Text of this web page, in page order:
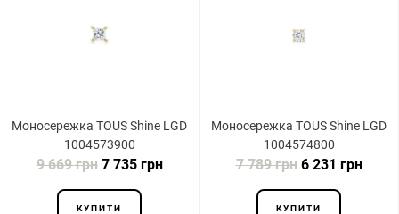
Моносережка TOUS Shine LGD
1004573900
9 669 грн7 735 грн
КУПИТИ
Моносережка TOUS Shine LGD
1004574800
7 789 грн6 231 грн
КУПИТИ